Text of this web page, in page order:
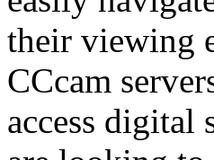
their viewing
CCcam
access digital